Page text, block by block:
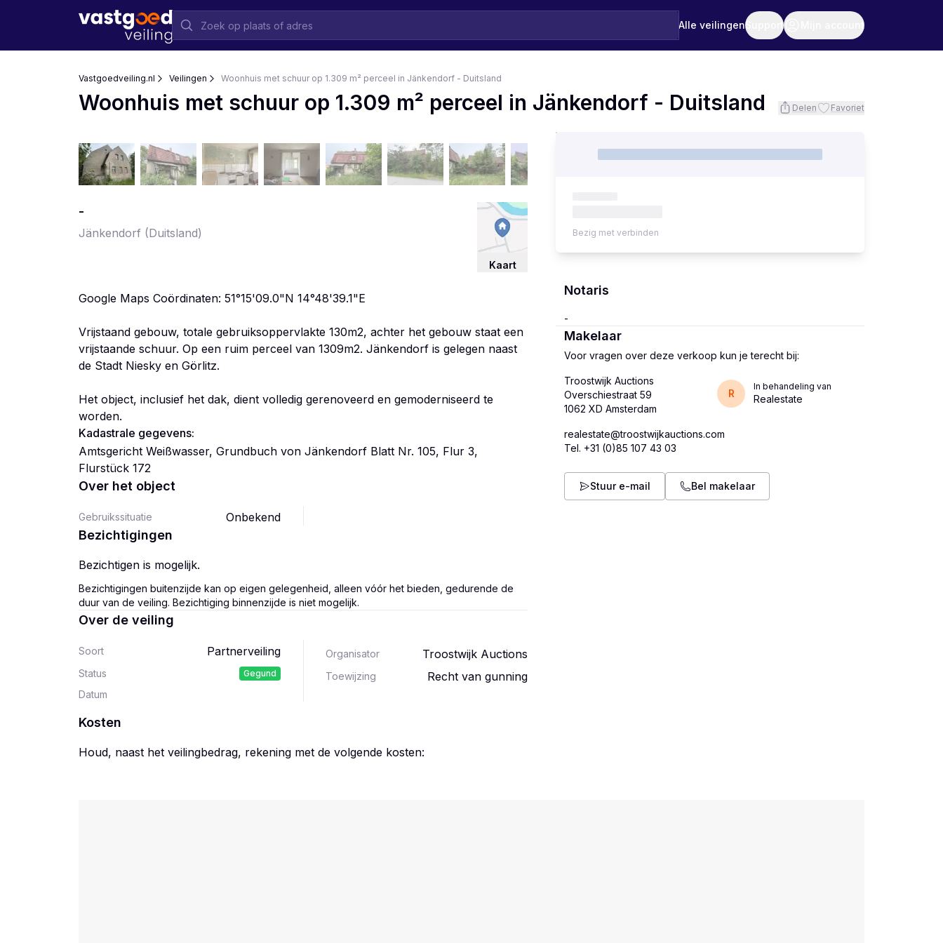
Alle veilingenSupport Mijn account
Vastgoedveiling.nl Veilingen Woonhuis met schuur op 1.309 m² perceel in Jänkendorf - Duitsland
Woonhuis met schuur op 1.309 m² perceel in Jänkendorf - Duitsland Delen Favoriet
-
Jänkendorf (Duitsland)
Kaart
Google Maps Coördinaten: 51°15'09.0"N 14°48'39.1"E
Vrijstaand gebouw, totale gebruiksoppervlakte 130m2, achter het gebouw staat een
vrijstaande schuur. Op een ruim perceel van 1309m2. Jänkendorf is gelegen naast
de Stadt Niesky en Görlitz.
Het object, inclusief het dak, dient volledig gerenoveerd en gemoderniseerd te
worden.
Kadastrale gegevens:
Amtsgericht Weißwasser, Grundbuch von Jänkendorf Blatt Nr. 105, Flur 3,
Flurstück 172
Over het object
Gebruikssituatie Onbekend
Bezichtigingen
Bezichtigen is mogelijk.
Bezichtigingen buitenzijde kan op eigen gelegenheid, alleen vóór het bieden, gedurende de
duur van de veiling. Bezichtiging binnenzijde is niet mogelijk.
Over de veiling
Soort Partnerveiling
Status Gegund
Datum
Organisator Troostwijk Auctions
Toewijzing Recht van gunning
Kosten
Houd, naast het veilingbedrag, rekening met de volgende kosten:
Bezig met verbinden
Notaris
Makelaar
Voor vragen over deze verkoop kun je terecht bij:
Troostwijk Auctions
Overschiestraat 59
R
In behandeling van
Realestate
realestate@troostwijkauctions.com
Tel. +31 (0)85 107 43 03
Stuur e-mail Bel makelaar